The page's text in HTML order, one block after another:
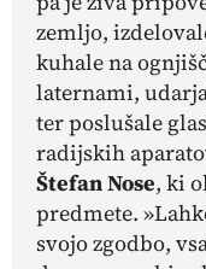
zemljo,
kuhale na
laternami,
ter poslušale
radijskih
Štefan Nose, ki
predmete.
svojo zgodbo,